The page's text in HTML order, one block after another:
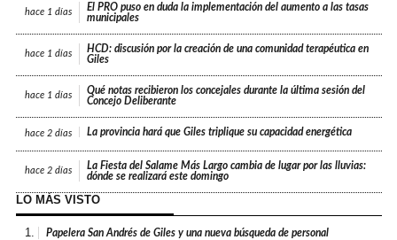
hace 1 días
El PRO puso en duda la implementación del aumento a las tasas
municipales
hace 1 días
HCD: discusión por la creación de una comunidad terapéutica en
Giles
hace 1 días
Qué notas recibieron los concejales durante la última sesión del
Concejo Deliberante
hace 2 días La provincia hará que Giles triplique su capacidad energética
hace 2 días
La Fiesta del Salame Más Largo cambia de lugar por las lluvias:
dónde se realizará este domingo
LO MÁS VISTO
1. Papelera San Andrés de Giles y una nueva búsqueda de personal